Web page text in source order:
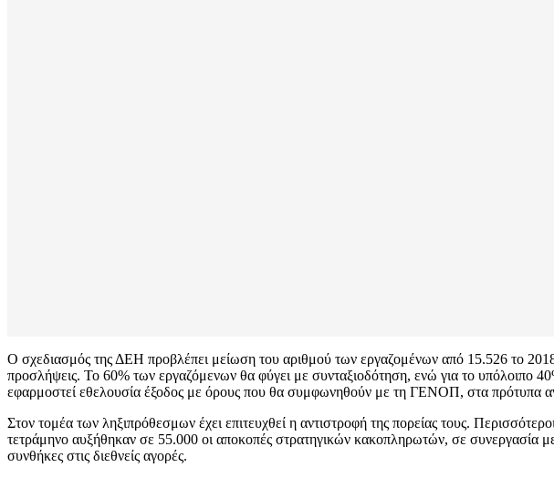
Ο σχεδιασμός της ΔΕΗ προβλέπει μείωση του αριθμού των εργαζομένων από 15.526 το
προσλήψεις. Το 60% των εργαζόμενων θα φύγει με συνταξιοδότηση, ενώ για το υπόλοιπο
εφαρμοστεί εθελουσία έξοδος με όρους που θα συμφωνηθούν με τη ΓΕΝΟΠ, στα πρότυπα
Στον τομέα των ληξιπρόθεσμων έχει επιτευχθεί η αντιστροφή της πορείας τους.
τετράμηνο αυξήθηκαν σε 55.000 οι αποκοπές στρατηγικών κακοπληρωτών, σε συνεργασία
συνθήκες στις διεθνείς αγορές.